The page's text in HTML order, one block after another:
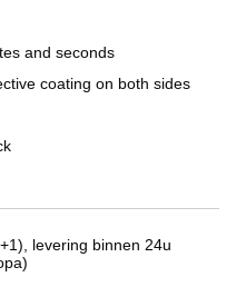
and seconds
coating on both sides
levering binnen 24u